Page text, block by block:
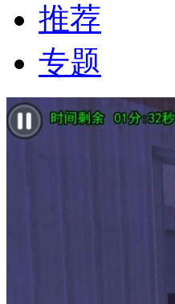
推荐
专题